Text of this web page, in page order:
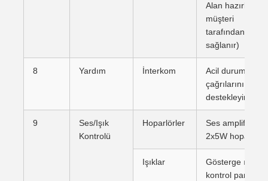
Alan hazırlığı
müşteri
tarafından
sağlanır)
8 Yardım İnterkom
Acil durum
çağrılarını
destekleyin
9
Ses/Işık
Kontrolü
Hoparlörler
Ses
2x5W hoparlör
Işıklar
Gösterge ışıklı
kontrol panosu